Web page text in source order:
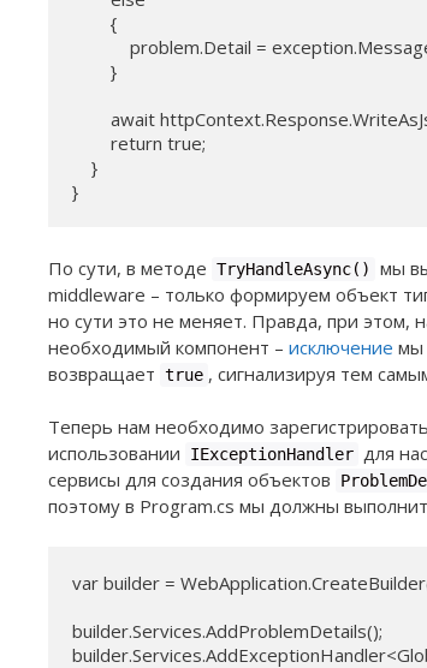
        {
problem.Detail =
        }
await
        return true;
    }
}
По сути, в методе TryHandleAsync() мы
middleware – только формируем объект
но сути это не меняет. Правда, при этом,
необходимый компонент – исключение мы
возвращает true , сигнализируя тем
Теперь нам необходимо
использовании
IExceptionHandler для
сервисы для создания объектов
поэтому в Program.cs мы должны
var builder =
builder.Services.AddProblemDetails();